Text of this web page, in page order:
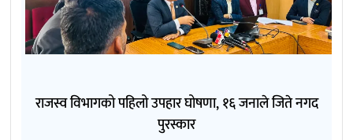
राजस्व विभागको पहिलो उपहार घोषणा, १६ जनाले जिते नगद
पुरस्कार